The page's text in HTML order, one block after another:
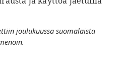
joulukuussa suomalaista